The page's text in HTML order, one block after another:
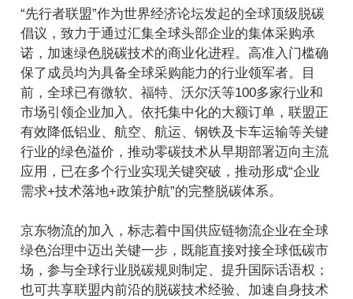
“先行者联盟”作为世界经济论坛发起的全球顶级脱碳
倡议，致力于通过汇集全球头部企业的集体采购承
诺，加速绿色脱碳技术的商业化进程。高准入门槛确
保了成员均为具备全球采购能力的行业领军者。目
前，全球已有微软、福特、沃尔沃等100多家行业和
市场引领企业加入。依托集中化的大额订单，联盟正
有效降低铝业、航空、航运、钢铁及卡车运输等关键
行业的绿色溢价，推动零碳技术从早期部署迈向主流
应用，已在多个行业实现关键突破，推动形成“企业
需求+技术落地+政策护航”的完整脱碳体系。
京东物流的加入，标志着中国供应链物流企业在全球
绿色治理中迈出关键一步，既能直接对接全球低碳市
场，参与全球行业脱碳规则制定、提升国际话语权；
也可共享联盟内前沿的脱碳技术经验、加速自身技术